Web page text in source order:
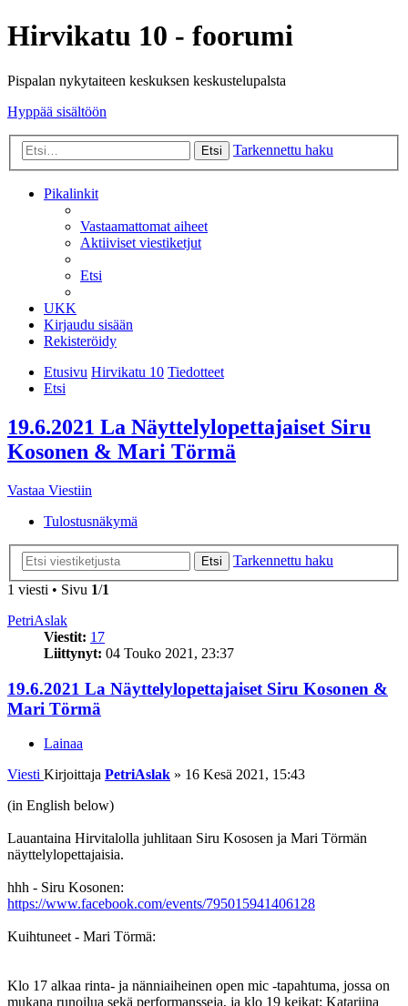
Hirvikatu 10 - foorumi
Pispalan nykytaiteen keskuksen keskustelupalsta
Hyppää sisältöön
Etsi Tarkennettu haku
Pikalinkit
Vastaamattomat aiheet
Aktiiviset viestiketjut
Etsi
UKK
Kirjaudu sisään
Rekisteröidy
Etusivu Hirvikatu 10 Tiedotteet
Etsi
19.6.2021 La Näyttelylopettajaiset Siru
Kosonen & Mari Törmä
Vastaa Viestiin
Tulostusnäkymä
Etsi
Tarkennettu haku
1 viesti • Sivu 1/1
PetriAslak
Viestit: 17
Liittynyt: 04 Touko 2021, 23:37
19.6.2021 La Näyttelylopettajaiset Siru Kosonen &
Mari Törmä
Lainaa
Viesti Kirjoittaja PetriAslak » 16 Kesä 2021, 15:43
(in English below)
Lauantaina Hirvitalolla juhlitaan Siru Kososen ja Mari Törmän
näyttelylopettajaisia.
hhh - Siru Kosonen:
https://www.facebook.com/events/795015941406128
Kuihtuneet - Mari Törmä:
Klo 17 alkaa rinta- ja nänniaiheinen open mic -tapahtuma, jossa on
mukana runoilua sekä performansseja, ja klo 19 keikat: Katariina